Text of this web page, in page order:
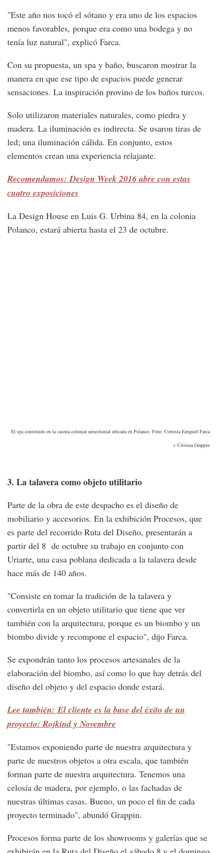
"Este año nos tocó el sótano y era uno de los espacios
menos favorables, porque era como una bodega y no
tenía luz natural", explicó Farca.
Con su propuesta, un spa y baño, buscaron mostrar la
manera en que ese tipo de espacios puede generar
sensaciones. La inspiración provino de los baños turcos.
Solo utilizaron materiales naturales, como piedra y
madera. La iluminación es indirecta. Se usaron tiras de
led; una iluminación cálida. En conjunto, estos
elementos crean una experiencia relajante.
Recomendamos: Design Week 2016 abre con estas
cuatro exposiciones
La Design House en Luis G. Urbina 84, en la colonia
Polanco, estará abierta hasta el 23 de octubre.
El spa construido en la casona colonial neocolonial ubicada en Polanco. Foto: Cortesía Ezequiel Farca
+ Cristina Grappin
3. La talavera como objeto utilitario
Parte de la obra de este despacho es el diseño de
mobiliario y accesorios. En la exhibición Procesos, que
es parte del recorrido Ruta del Diseño, presentarán a
partir del 8 de octubre su trabajo en conjunto con
Uriarte, una casa poblana dedicada a la talavera desde
hace más de 140 años.
"Consiste en tomar la tradición de la talavera y
convertirla en un objeto utilitario que tiene que ver
también con la arquitectura, porque es un biombo y un
biombo divide y recompone el espacio", dijo Farca.
Se expondrán tanto los procesos artesanales de la
elaboración del biombo, así como lo que hay detrás del
diseño del objeto y del espacio donde estará.
Lee también: El cliente es la base del éxito de un
proyecto: Rojkind y Novembre
"Estamos exponiendo parte de nuestra arquitectura y
parte de nuestros objetos a otra escala, que también
forman parte de nuestra arquitectura. Tenemos una
celosía de madera, por ejemplo, o las fachadas de
nuestras últimas casas. Bueno, un poco el fin de cada
proyecto terminado", abundó Grappin.
Procesos forma parte de los showrooms y galerías que se